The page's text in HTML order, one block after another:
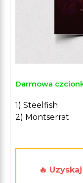
Darmowa
1) Steelfish
2) Montserrat
🔥